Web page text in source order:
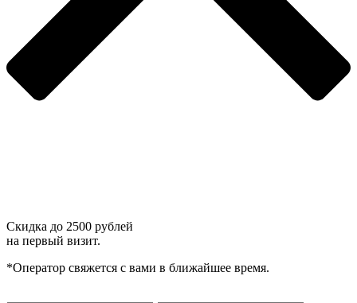
Скидка до 2500 рублей
на первый визит.
*Оператор свяжется с вами в ближайшее время.